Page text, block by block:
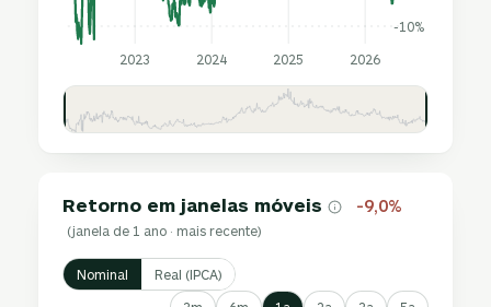
-10%
2023 2024 2025 2026
Retorno em janelas móveis -9,0%
(janela de 1 ano · mais recente)
Nominal Real (IPCA)